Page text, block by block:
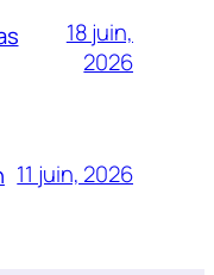
18 juin,
2026
11 juin, 2026